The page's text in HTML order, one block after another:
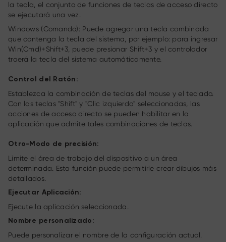
la tecla, el conjunto de funciones de teclas de acceso directo
se ejecutará una vez.
Windows (Comando): Puede agregar una tecla combinada
que contenga la tecla del sistema, por ejemplo: para ingresar
Win(Cmd)+Shift+3, puede presionar Shift+3 y el controlador
traerá la tecla del sistema automáticamente.
Control del Ratón:
Establezca la combinación de teclas del mouse y el teclado.
Con las teclas "Shift" y "Clic izquierdo" seleccionadas, las
acciones de acceso directo se pueden habilitar en la
aplicación que admite tales combinaciones de teclas.
Otro-Modo de precisión:
Limite el área de trabajo del dispositivo a un área
determinada. Esta función puede permitirle crear dibujos más
detallados.
Ejecutar Aplicación:
Ejecute la aplicación seleccionada.
Nombre personalizado:
Puede personalizar el nombre de la configuración actual.